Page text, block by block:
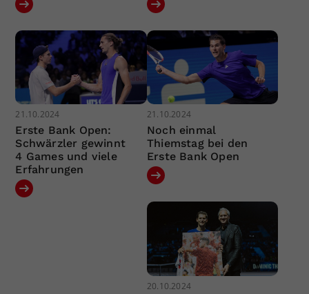
21.10.2024
Erste Bank Open:
Schwärzler gewinnt
4 Games und viele
Erfahrungen
21.10.2024
Noch einmal
Thiemstag bei den
Erste Bank Open
20.10.2024